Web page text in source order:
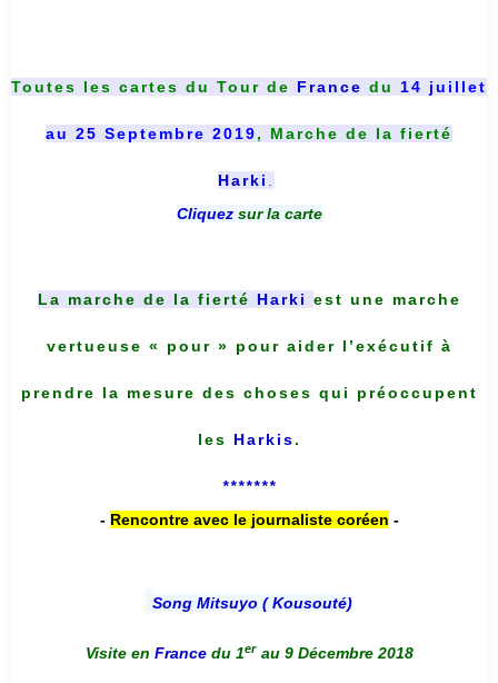
Toutes les cartes du Tour de France du 14 juillet
au 25 Septembre 2019, Marche de la fierté
Harki
Cliquez sur la carte
La marche de la fierté Harki est une marche
vertueuse « pour » pour aider l’exécutif à
prendre la mesure des choses qui préoccupent
les Harkis.
*******
- Rencontre avec le journaliste coréen -
Song Mitsuyo ( Kousouté)
Visite en France du 1er au 9 Décembre 2018